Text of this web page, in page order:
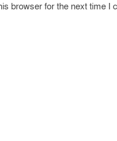
browser for the next time I